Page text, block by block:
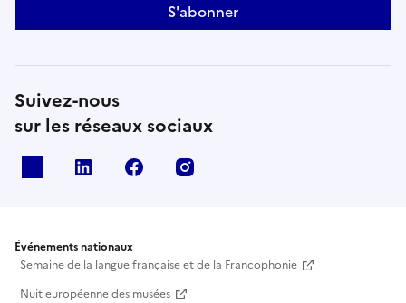
S'abonner
Suivez-nous
sur les réseaux sociaux
Linkedin Facebook
Événements nationaux
Semaine de la langue française et de la Francophonie
Nuit européenne des musées